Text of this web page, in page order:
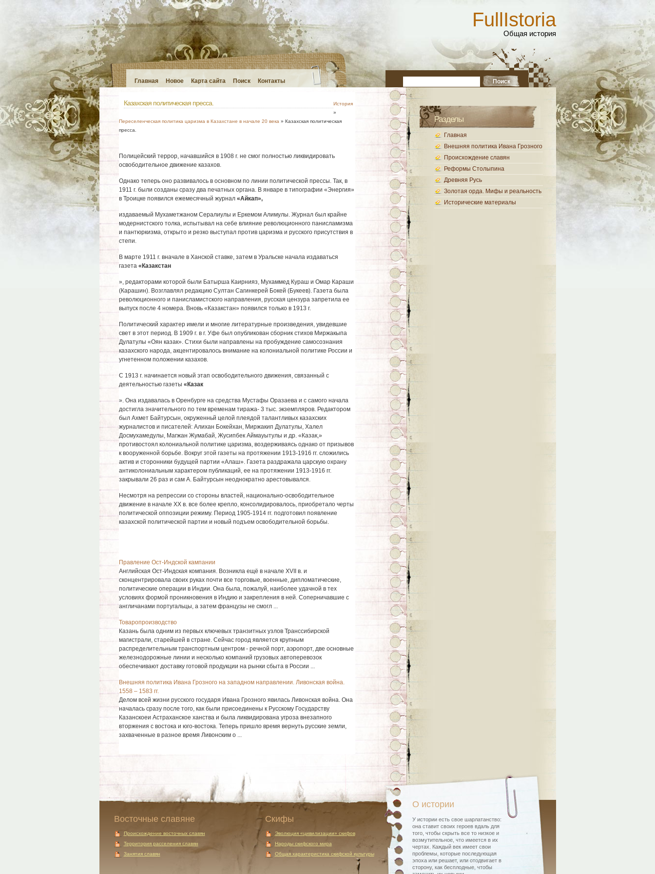
FullIstoria
Общая история
Главная Новое Карта сайта Поиск Контакты
Казахская политическая пресса.
История
»
Переселенческая политика царизма в Казахстане в начале 20 века » Казахская политическая
пресса.
Полицейский террор, на­чавшийся в 1908 г. не смог полностью ликвидировать
освобо­дительное движение казахов.
Однако теперь оно развивалось в основном по линии поли­тической прессы. Так, в
1911 г. были созданы сразу два печатных органа. В январе в типографии «Энергия»
в Троицке появился еже­месячный журнал «Айкап»,
издаваемый Мухаметжаном Сералиулы и Еркемом Алимулы. Журнал был крайне
модернистского толка, испытывал на себе влияние революционного панисламизма
и пантюркизма, открыто и резко выступал против царизма и русского присутствия в
степи.
В марте 1911 г. вначале в Ханской ставке, затем в Уральске на­чала издаваться
газета «Казакстан
», редакторами которой были Батырша Каирнияз, Мухаммед Кураш и Омар Караши
(Карашин). Возглавлял редакцию Султан Сагинкерей Бокей (Букеев). Газета была
революционного и панисламистского направления, русская цензура запретила ее
выпуск после 4 номера. Вновь «Казакстан» появился только в 1913 г.
Политический характер имели и многие литературные произве­дения, увидевшие
свет в этот период. В 1909 г. в г. Уфе был опуб­ликован сборник стихов Миржакыпа
Дулатулы «Оян казак». Стихи были направлены на пробуждение самосознания
казахского народа, акцентировалось внимание на колониальной политике России и
угнетенном положении казахов.
С 1913 г. начинается новый этап освободительного движения, связанный с
деятельностью газеты «Казак
». Она издавалась в Оренбурге на средства Мустафы Оразаева и с самого начала
дос­тигла значительного по тем временам тиража- 3 тыс. экземпляров. Редактором
был Ахмет Байтурсын, окруженньй целой плеядой талантливых казахских
журналистов и писателей: Алихан Бокейхан, Миржакип Дулатулы, Халел
Досмухамедулы, Магжан Жумабай, Жусипбек Аймауытулы и др. «Казак,»
противостоял колониальной политике царизма, воздерживаясь однако от призывов
к воору­женной борьбе. Вокруг этой газеты на протяжении 1913-1916 гг. сложились
актив и сторонники будущей партии «Алаш». Газета раздражала царскую охрану
антиколониальным характером пуб­ликаций, ее на протяжении 1913-1916 гг.
закрывали 26 раз и сам А. Байтурсын неоднократно арестовывался.
Несмотря на репрессии со стороны властей, национально-осво­бодительное
движение в начале XX в. все более крепло, консоли­дировалось, приобретало черты
политической оппозиции режиму. Период 1905-1914 гг. подготовил появление
казахской политичес­кой партии и новый подъем освободительной борьбы.
Правление Ост-Индской кампании
Английская Ост-Индская компания. Возникла ещё в начале XVII в. и
сконцентрировала своих руках почти все торговые, военные, дипломатические,
политические операции в Индии. Она была, пожалуй, наиболее удачной в тех
условиях формой проникновения в Индию и закрепления в ней. Соперничавшие с
англичанами португальцы, а затем французы не смогл ...
Товаропроизводство
Казань была одним из первых ключевых транзитных узлов Транссибирской
магистрали, старейшей в стране. Сейчас город является крупным
распределительным транспортным центром - речной порт, аэропорт, две основные
железнодорожные линии и несколько компаний грузовых автоперевозок
обеспечивают доставку готовой продукции на рынки сбыта в России ...
Внешняя политика Ивана Грозного на западном направлении. Ливонская война.
1558 – 1583 гг.
Делом всей жизни русского государя Ивана Грозного явилась Ливонская война. Она
началась сразу после того, как были присоединены к Русскому Государству
Казанскоеи Астраханское ханства и была ликвидирована угроза внезапного
вторжения с востока и юго-востока. Теперь пришло время вернуть русские земли,
захваченные в разное время Ливонским о ...
Разделы
Главная
Внешняя политика Ивана Грозного
Происхождение славян
Реформы Столыпина
Древняя Русь
Золотая орда. Мифы и реальность
Исторические материалы
Восточные славяне
Происхождение восточных славян
Территория расселения славян
Занятия славян
Скифы
Эволюция «цивилизации» скифов
Народы скифского мира
Общая характеристика скифской культуры
О истории
У истории есть свое шарлатанство:
она ставит своих героев вдаль для
того, чтобы скрыть все то низкое и
возмутительное, что имеется в их
чертах. Каждый век имеет свои
проблемы, которые последующая
эпоха или решает, или отодвигает в
сторону, как бесплодные, чтобы